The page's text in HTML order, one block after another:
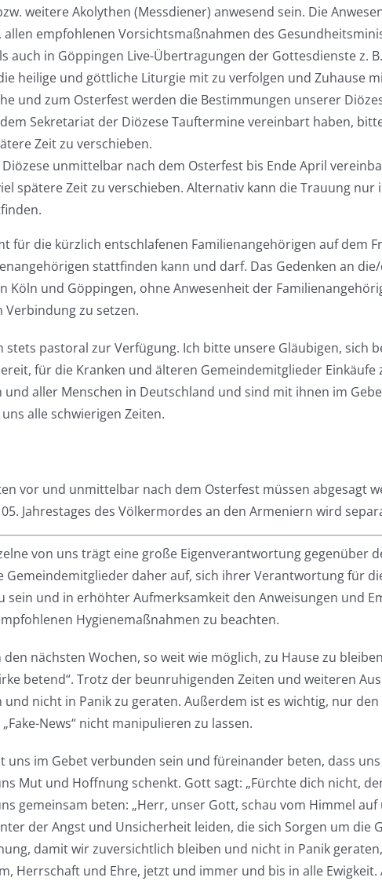
weitere Akolythen (Messdiener) anwesend sein. Die
empfohlenen Vorsichtsmaßnahmen des
auch in Göppingen Live-Übertragungen der Gottesdienste z.
heilige und göttliche Liturgie mit zu verfolgen und Zuhause
und zum Osterfest werden die Bestimmungen unserer
Sekretariat der Diözese Tauftermine vereinbart haben,
Zeit zu verschieben.
unmittelbar nach dem Osterfest bis Ende April
spätere Zeit zu verschieben. Alternativ kann die Trauung
für die kürzlich entschlafenen Familienangehörigen auf dem
stattfinden kann und darf. Das Gedenken an
Köln und Göppingen, ohne Anwesenheit der
zu setzen.
pastoral zur Verfügung. Ich bitte unsere Gläubigen, sich
für die Kranken und älteren Gemeindemitglieder
aller Menschen in Deutschland und sind mit ihnen im
alle schwierigen Zeiten.
vor und unmittelbar nach dem Osterfest müssen abgesagt
Jahrestages des Völkermordes an den Armeniern wird
von uns trägt eine große Eigenverantwortung gegenüber
daher auf, sich ihrer Verantwortung für
sein und in erhöhter Aufmerksamkeit den Anweisungen und
Hygienemaßnahmen zu beachten.
nächsten Wochen, so weit wie möglich, zu Hause zu
betend“. Trotz der beunruhigenden Zeiten und weiteren
nicht in Panik zu geraten. Außerdem ist es wichtig, nur
News“ nicht manipulieren zu lassen.
im Gebet verbunden sein und füreinander beten, dass
Mut und Hoffnung schenkt. Gott sagt: „Fürchte dich nicht,
gemeinsam beten: „Herr, unser Gott, schau vom Himmel
der Angst und Unsicherheit leiden, die sich Sorgen um die
damit wir zuversichtlich bleiben und nicht in Panik
Herrschaft und Ehre, jetzt und immer und bis in alle Ewigkeit.